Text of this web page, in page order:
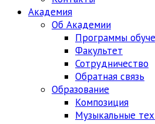
Академия
Об Академии
Программы
Факультет
Сотрудничество
Обратная связь
Образование
Композиция
Музыкальные